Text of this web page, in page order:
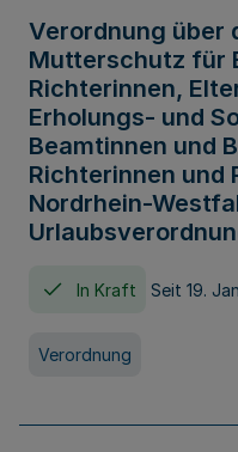
Verordnung über
Mutterschutz für
Richterinnen,
Erholungs- und
Beamtinnen und
Richterinnen und
Nordrhein-
In Kraft Seit 19.
Verordnung